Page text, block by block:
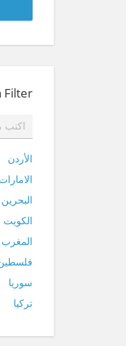
Filter
الأردن
الامارات
البحرين
الكويت
المغرب
سوريا
تركيا